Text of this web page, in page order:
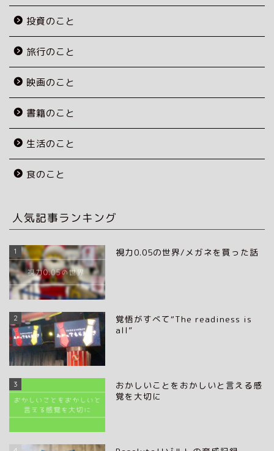
投資のこと
旅行のこと
映画のこと
書籍のこと
生活のこと
食のこと
人気記事ランキング
1 視力0.05の世界/メガネを買った話
2
覚悟がすべて“The readiness is
all”
3
おかしいことをおかしいと言える感
覚を大切に